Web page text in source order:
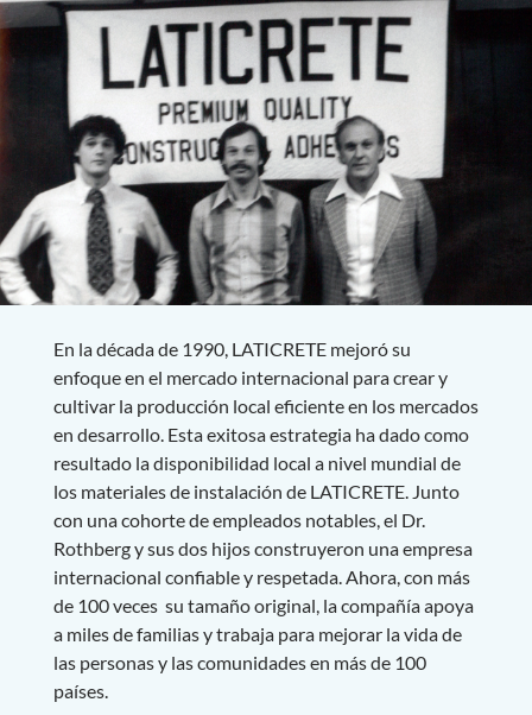
En la década de 1990, LATICRETE mejoró su
enfoque en el mercado internacional para crear y
cultivar la producción local eficiente en los mercados
en desarrollo. Esta exitosa estrategia ha dado como
resultado la disponibilidad local a nivel mundial de
los materiales de instalación de LATICRETE. Junto
con una cohorte de empleados notables, el Dr.
Rothberg y sus dos hijos construyeron una empresa
internacional confiable y respetada. Ahora, con más
de 100 veces su tamaño original, la compañía apoya
a miles de familias y trabaja para mejorar la vida de
las personas y las comunidades en más de 100
países.